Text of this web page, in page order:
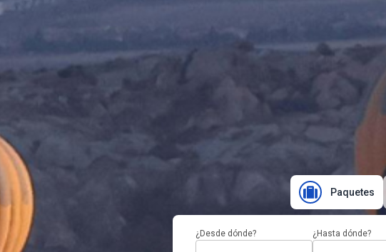
Paquetes
¿Desde dónde? ¿Hasta dónde?